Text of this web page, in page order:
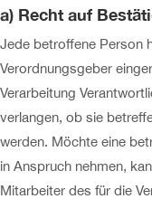
a) Recht auf
Jede betroffene Person
Verordnungsgeber
Verarbeitung
verlangen, ob sie
werden. Möchte eine
in Anspruch nehmen,
Mitarbeiter des für die